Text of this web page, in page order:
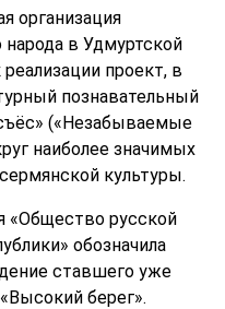
организация
в Удмуртской
проект, в
познавательный
(«Незабываемые
наиболее значимых
культуры.
«Общество русской
обозначила
ставшего уже
берег».